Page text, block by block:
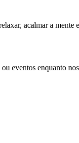
acalmar a mente
eventos enquanto